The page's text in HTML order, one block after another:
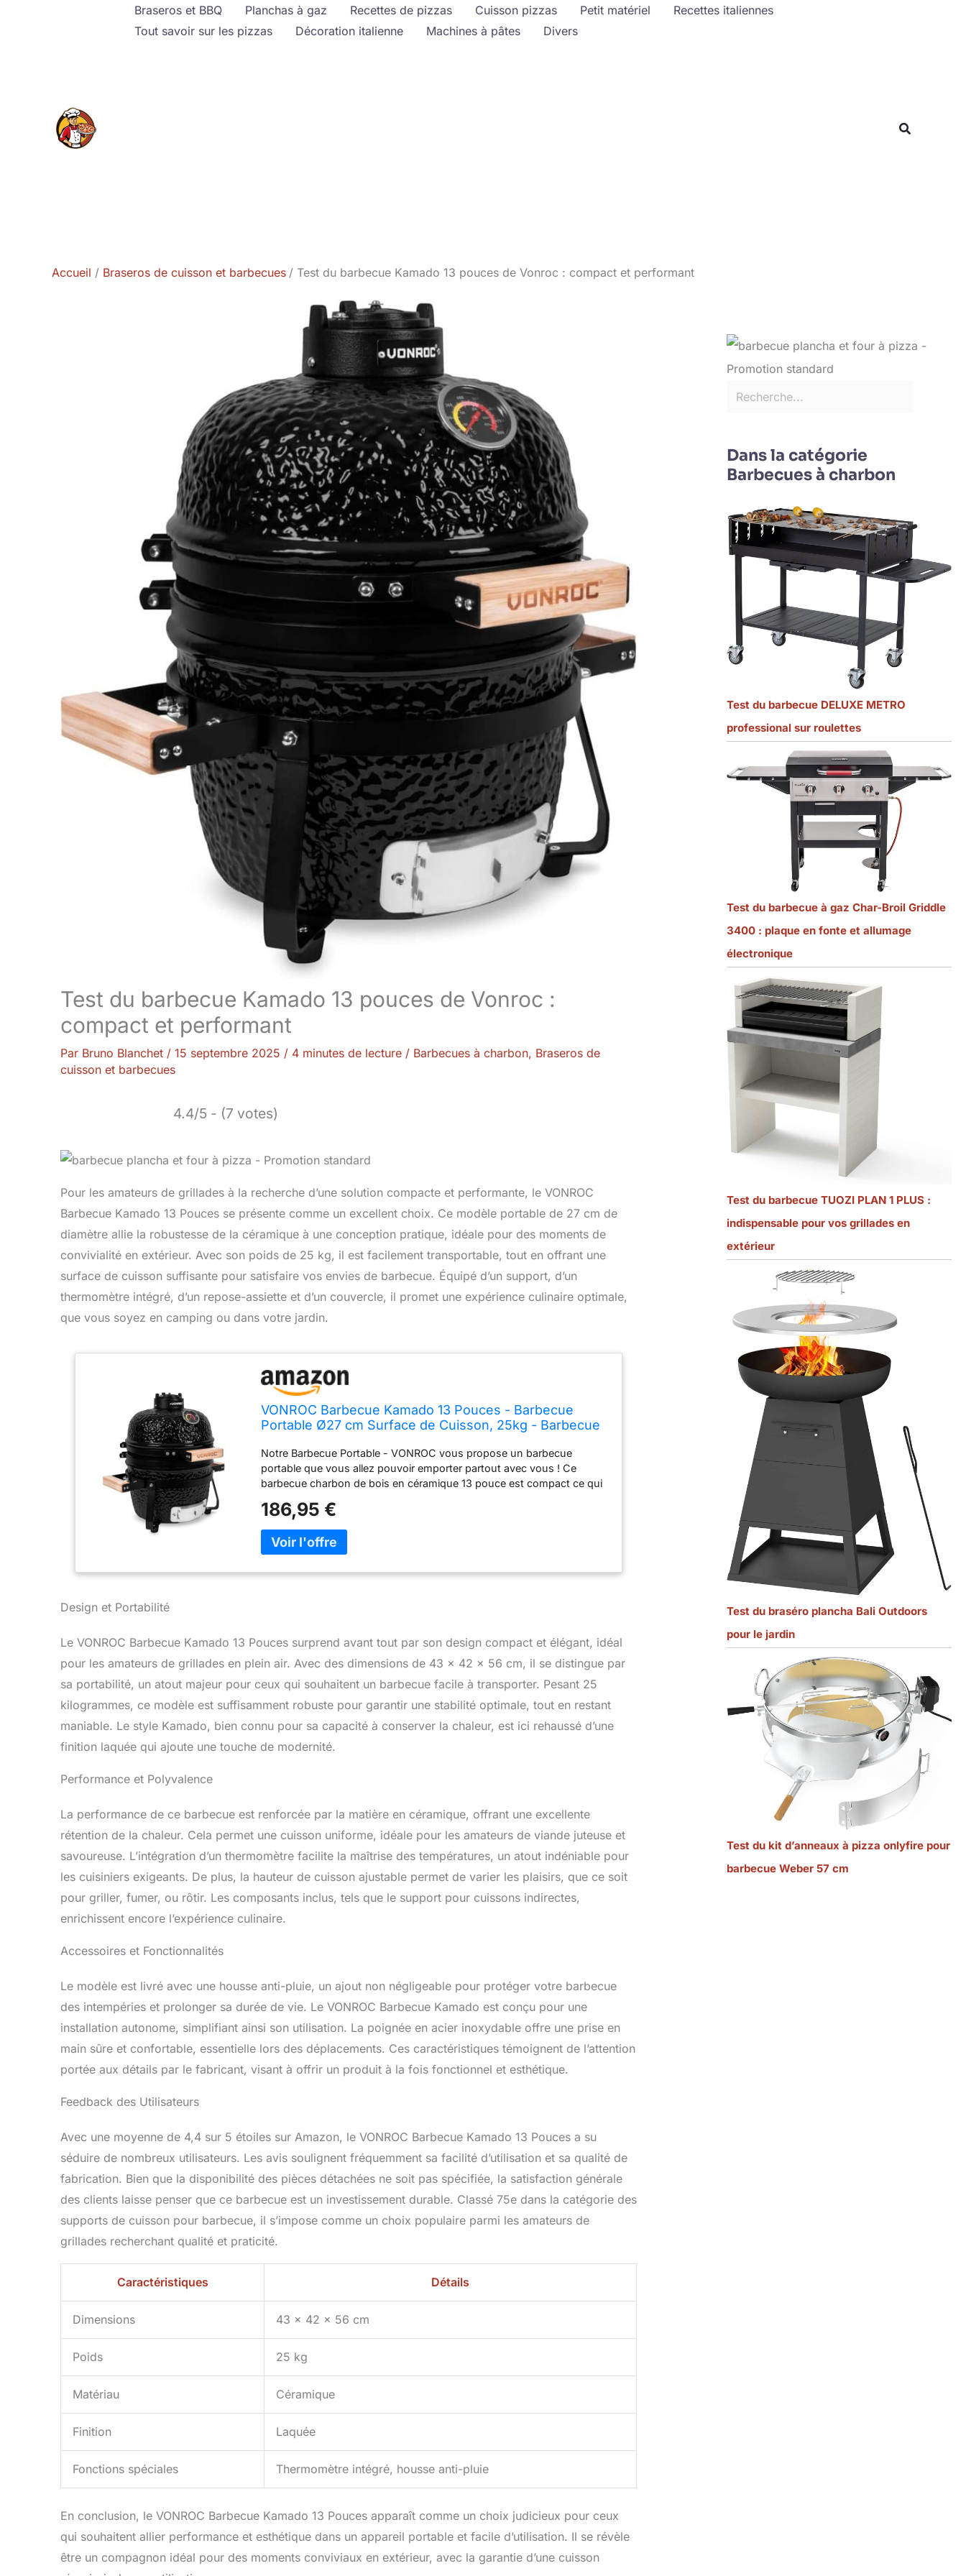
Braseros et BBQ Planchas à gaz Recettes de pizzas Cuisson pizzas Petit matériel
Recettes italiennes
Tout savoir sur les pizzas
Décoration italienne Machines à pâtes Divers
Accueil Braseros de cuisson et barbecues Test du barbecue Kamado 13 pouces de Vonroc : compact et performant
Test du barbecue Kamado 13 pouces de Vonroc :
compact et performant
Par Bruno Blanchet / 15 septembre 2025 / 4 minutes de lecture / Barbecues à charbon, Braseros de
cuisson et barbecues
4.4/5 - (7 votes)
Pour les amateurs de grillades à la recherche d’une solution compacte et performante, le VONROC
Barbecue Kamado 13 Pouces se présente comme un excellent choix. Ce modèle portable de 27 cm de
diamètre allie la robustesse de la céramique à une conception pratique, idéale pour des moments de
convivialité en extérieur. Avec son poids de 25 kg, il est facilement transportable, tout en offrant une
surface de cuisson suffisante pour satisfaire vos envies de barbecue. Équipé d’un support, d’un
thermomètre intégré, d’un repose-assiette et d’un couvercle, il promet une expérience culinaire optimale,
que vous soyez en camping ou dans votre jardin.
VONROC Barbecue Kamado 13 Pouces - Barbecue
Portable Ø27 cm Surface de Cuisson, 25kg - Barbecue
Support, Thermomètre, Repose Assiette & Couvercle
Notre Barbecue Portable - VONROC vous propose un barbecue
portable que vous allez pouvoir emporter partout avec vous ! Ce
barbecue charbon de bois en céramique 13 pouce est compact ce qui
en camping ou bien même sur un bateau Conception Idéale - Le
barbecue kamado 13 pouces est facile à poser grâce à son support
mais aussi facile à déplacer grâce à ses deux poignées. Son support
peut surélever votre barbecue en céramique à une hauteur de 75 cm
maximum. De plus, il vous offre la possibilité de cuisiner pour plusieurs
allez pouvoir régler sa température. Enfin, sa conception en céramique
isole et réfléchit la chaleur pour une cuisson homogène et de
délicieuses préparations Plus de Détails - Dotée d'une grille en acier
inoxydable et d'un couvercle anti-pluie, le barbecue portable est
protégé des rayons du soleil et de la pluie, peu importe le lieu ou la
saison. Enfin, ce barbecue au charbon de bois est livré avec un
repose-assiette en acier inoxydable qui sert d'écran thermique et de
barrière entre vos aliments et le charbon de bois Le Choix du Meilleur
élevées. Faites le bon choix et réalisez vos travaux en toute sécurité !
186,95 €
Design et Portabilité
Le VONROC Barbecue Kamado 13 Pouces surprend avant tout par son design compact et élégant, idéal
pour les amateurs de grillades en plein air. Avec des dimensions de 43 x 42 x 56 cm, il se distingue par
sa portabilité, un atout majeur pour ceux qui souhaitent un barbecue facile à transporter. Pesant 25
kilogrammes, ce modèle est suffisamment robuste pour garantir une stabilité optimale, tout en restant
maniable. Le style Kamado, bien connu pour sa capacité à conserver la chaleur, est ici rehaussé d’une
finition laquée qui ajoute une touche de modernité.
Performance et Polyvalence
La performance de ce barbecue est renforcée par la matière en céramique, offrant une excellente
rétention de la chaleur. Cela permet une cuisson uniforme, idéale pour les amateurs de viande juteuse et
savoureuse. L’intégration d’un thermomètre facilite la maîtrise des températures, un atout indéniable pour
les cuisiniers exigeants. De plus, la hauteur de cuisson ajustable permet de varier les plaisirs, que ce soit
pour griller, fumer, ou rôtir. Les composants inclus, tels que le support pour cuissons indirectes,
enrichissent encore l’expérience culinaire.
Accessoires et Fonctionnalités
Le modèle est livré avec une housse anti-pluie, un ajout non négligeable pour protéger votre barbecue
des intempéries et prolonger sa durée de vie. Le VONROC Barbecue Kamado est conçu pour une
installation autonome, simplifiant ainsi son utilisation. La poignée en acier inoxydable offre une prise en
main sûre et confortable, essentielle lors des déplacements. Ces caractéristiques témoignent de l’attention
portée aux détails par le fabricant, visant à offrir un produit à la fois fonctionnel et esthétique.
Feedback des Utilisateurs
Avec une moyenne de 4,4 sur 5 étoiles sur Amazon, le VONROC Barbecue Kamado 13 Pouces a su
séduire de nombreux utilisateurs. Les avis soulignent fréquemment sa facilité d’utilisation et sa qualité de
fabrication. Bien que la disponibilité des pièces détachées ne soit pas spécifiée, la satisfaction générale
des clients laisse penser que ce barbecue est un investissement durable. Classé 75e dans la catégorie des
supports de cuisson pour barbecue, il s’impose comme un choix populaire parmi les amateurs de
grillades recherchant qualité et praticité.
Caractéristiques Détails
Dimensions 43 x 42 x 56 cm
Poids 25 kg
Matériau Céramique
Finition Laquée
Fonctions spéciales Thermomètre intégré, housse anti-pluie
En conclusion, le VONROC Barbecue Kamado 13 Pouces apparaît comme un choix judicieux pour ceux
qui souhaitent allier performance et esthétique dans un appareil portable et facile d’utilisation. Il se révèle
être un compagnon idéal pour des moments conviviaux en extérieur, avec la garantie d’une cuisson
Rechercher
Dans la catégorie
Barbecues à charbon
Test du barbecue DELUXE METRO
professional sur roulettes
Test du barbecue à gaz Char-Broil Griddle
3400 : plaque en fonte et allumage
électronique
Test du barbecue TUOZI PLAN 1 PLUS :
indispensable pour vos grillades en
extérieur
Test du braséro plancha Bali Outdoors
pour le jardin
Test du kit d’anneaux à pizza onlyfire pour
barbecue Weber 57 cm